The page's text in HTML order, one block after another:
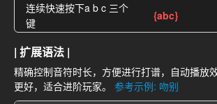
连续快速按下a b c 三个
键
{abc}
| 扩展语法 |
精确控制音符时长，方便进行打谱，自动播放
更好，适合进阶玩家。参考示例: 吻别